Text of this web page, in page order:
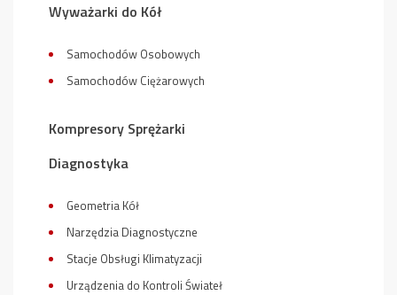
Wyważarki do Kół
Samochodów Osobowych
Samochodów Ciężarowych
Kompresory Sprężarki
Diagnostyka
Geometria Kół
Narzędzia Diagnostyczne
Stacje Obsługi Klimatyzacji
Urządzenia do Kontroli Świateł